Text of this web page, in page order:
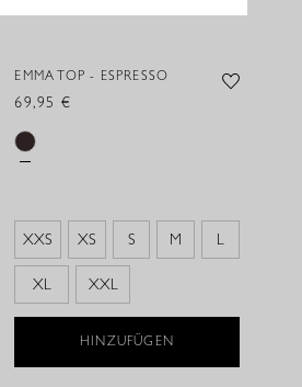
EMMA TOP - ESPRESSO
69,95 €
XXS XS S M L
XL XXL
HINZUFÜGEN